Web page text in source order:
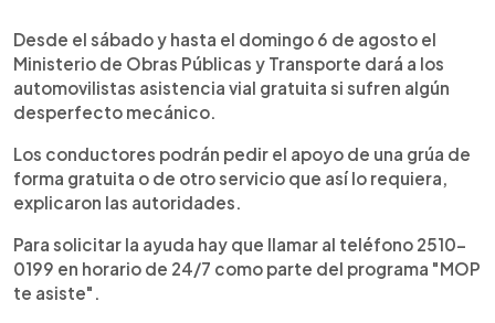
Escuchar artículo
Desde el sábado y hasta el domingo 6 de agosto el
Ministerio de Obras Públicas y Transporte dará a los
automovilistas asistencia vial gratuita si sufren algún
desperfecto mecánico.
Los conductores podrán pedir el apoyo de una grúa de
forma gratuita o de otro servicio que así lo requiera,
explicaron las autoridades.
Para solicitar la ayuda hay que llamar al teléfono 2510-
0199 en horario de 24/7 como parte del programa "MOP
te asiste".